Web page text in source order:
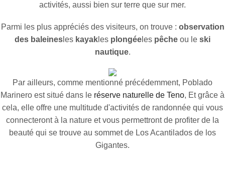
activités, aussi bien sur terre que sur mer.
Parmi les plus appréciés des visiteurs, on trouve : observation
des baleines les kayak les plongée les pêche ou le ski
nautique.
Par ailleurs, comme mentionné précédemment, Poblado
Marinero est situé dans le réserve naturelle de Teno, Et grâce à
cela, elle offre une multitude d'activités de randonnée qui vous
connecteront à la nature et vous permettront de profiter de la
beauté qui se trouve au sommet de Los Acantilados de los
Gigantes.